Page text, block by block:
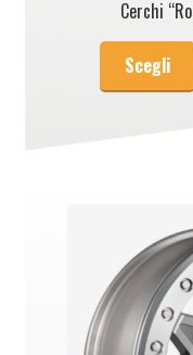
Cerchi
Scegli